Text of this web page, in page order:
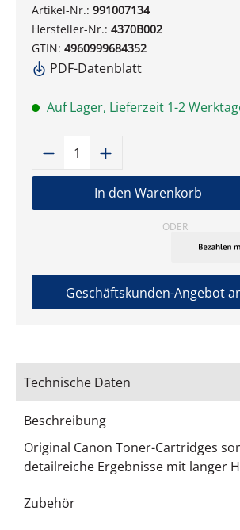
Artikel-Nr.: 991007134
Hersteller-Nr.: 4370B002
GTIN: 4960999684352
PDF-Datenblatt
Auf Lager, Lieferzeit 1-2
Produkt Anzahl: Gib
In den Warenkorb
ODER
Geschäftskunden-Angebot
Technische Daten
Beschreibung
Original Canon Toner-Cartridges
detailreiche Ergebnisse mit langer
Zubehör